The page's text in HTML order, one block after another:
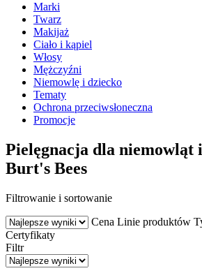
Marki
Twarz
Makijaż
Ciało i kąpiel
Włosy
Mężczyźni
Niemowlę i dziecko
Tematy
Ochrona przeciwsłoneczna
Promocje
Pielęgnacja dla niemowląt
Burt's Bees
Filtrowanie i sortowanie
Cena Linie produktów
Certyfikaty
Filtr